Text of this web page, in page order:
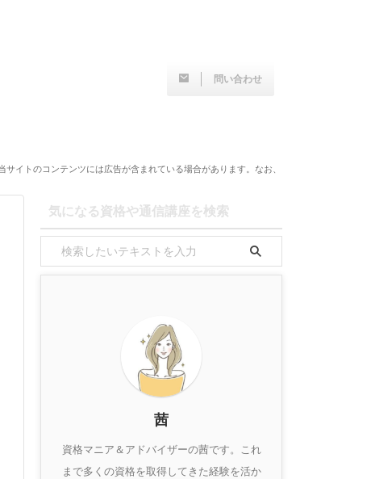
問い合わせ
イトのコンテンツには広告が含まれている場合があります。なお、
気になる資格や通信講座を検索
茜
資格マニア＆アドバイザーの茜です。これ
まで多くの資格を取得してきた経験を活か